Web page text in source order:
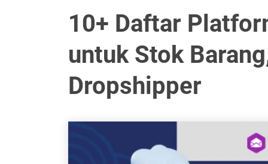
10+ Daftar
untuk Stok
Dropshipper